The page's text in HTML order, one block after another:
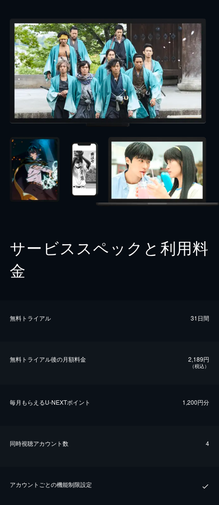
サービススペックと利用料
金
無料トライアル 31日間
無料トライアル後の⽉額料金 2,189円
（税込）
毎⽉もらえるU-NEXTポイント 1,200円分
同時視聴アカウント数 4
アカウントごとの機能制限設定